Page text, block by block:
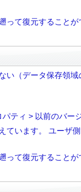
って復元することが
い（データ保存領域
ティ > 以前のバー
ています。 ユーザ
って復元することが